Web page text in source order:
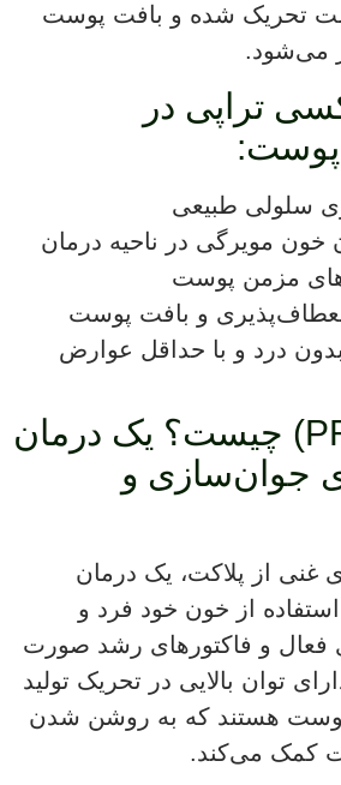
تحریک شده و بافت پوست
می‌شود.
تراپی در
سلولی طبیعی
خون مویرگی در ناحیه درمان
مزمن پوست
و بافت پوست
درد و با حداقل عوارض
پی آر پی (PRP) چیست؟ یک درمان
جوان‌سازی و
غنی از پلاکت، یک درمان
از خون خود فرد و
فعال و فاکتورهای رشد صورت
توان بالایی در تحریک تولید
پوست هستند که به روشن شدن
کمک می‌کند.